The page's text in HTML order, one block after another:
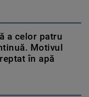
a celor patru
Motivul
în apă